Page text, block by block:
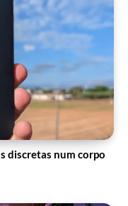
discretas num corpo